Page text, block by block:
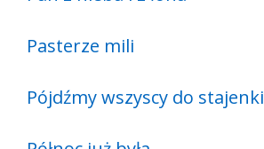
Pasterze mili
Pójdźmy wszyscy do stajenki